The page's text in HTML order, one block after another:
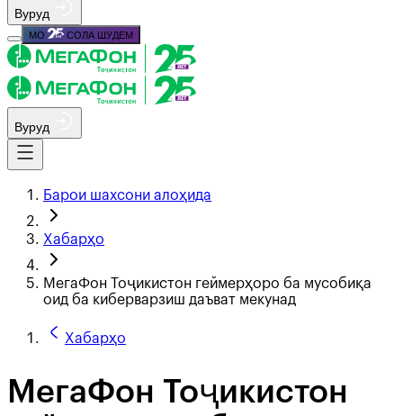
Вуруд
МО СОЛА ШУДЕМ
Вуруд
Барои шахсони алоҳида
Хабарҳо
МегаФон Тоҷикистон геймерҳоро ба мусобиқа
оид ба киберварзиш даъват мекунад
Хабарҳо
МегаФон Тоҷикистон